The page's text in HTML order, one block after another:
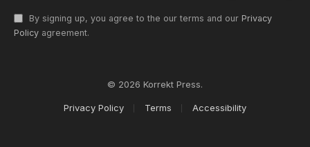
By signing up, you agree to the our terms and our Privacy
Policy agreement.
© 2026 Korrekt Press.
Privacy Policy Terms Accessibility